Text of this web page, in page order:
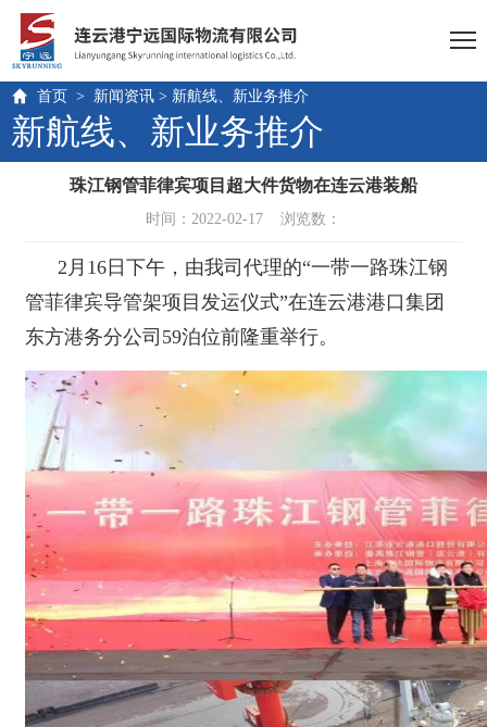
 首页 > 新闻资讯 > 新航线、新业务推介
新航线、新业务推介
珠江钢管菲律宾项目超大件货物在连云港装船
时间：2022-02-17 浏览数：
2月16日下午，由我司代理的“一带一路珠江钢
管菲律宾导管架项目发运仪式”在连云港港口集团
东方港务分公司59泊位前隆重举行。